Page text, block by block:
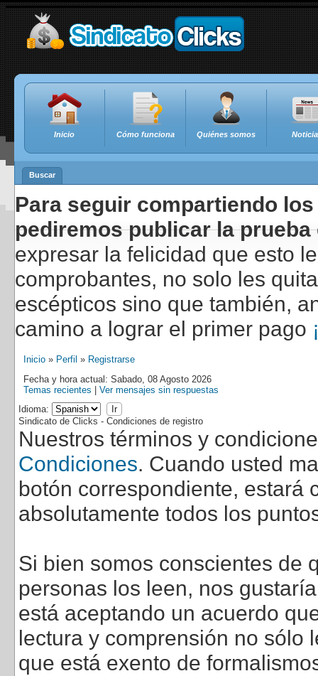
Inicio Cómo funciona Quiénes somos
Buscar
Para seguir compartiendo
pediremos publicar la
expresar la felicidad que esto
comprobantes, no solo les
escépticos sino que también,
camino a lograr el primer pago
Inicio » Perfil » Registrarse
Fecha y hora actual: Sabado, 08 Agosto 2026
Temas recientes
Ver mensajes sin respuestas
Idioma:
Sindicato de Clicks - Condiciones de registro
Nuestros términos y
Condiciones. Cuando usted
botón correspondiente, estará
absolutamente todos los
Si bien somos conscientes de
personas los leen, nos
está aceptando un acuerdo
lectura y comprensión no sólo
que está exento de